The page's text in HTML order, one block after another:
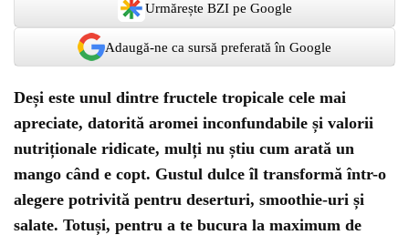
Urmărește BZI pe Google
Adaugă-ne ca sursă preferată în Google
Deși este unul dintre fructele tropicale cele mai
apreciate, datorită aromei inconfundabile și valorii
nutriționale ridicate, mulți nu știu cum arată un
mango când e copt. Gustul dulce îl transformă într-o
alegere potrivită pentru deserturi, smoothie-uri și
salate. Totuși, pentru a te bucura la maximum de